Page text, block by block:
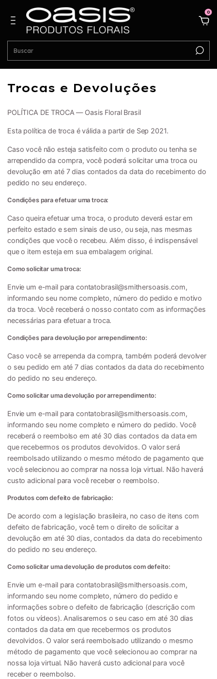
0
Trocas e Devoluções
POLÍTICA DE TROCA — Oasis Floral Brasil
Esta política de troca é válida a partir de Sep 2021.
Caso você não esteja satisfeito com o produto ou tenha se
arrependido da compra, você poderá solicitar uma troca ou
devolução em até 7 dias contados da data do recebimento do
pedido no seu endereço.
Condições para efetuar uma troca:
Caso queira efetuar uma troca, o produto deverá estar em
perfeito estado e sem sinais de uso, ou seja, nas mesmas
condições que você o recebeu. Além disso, é indispensável
que o item esteja em sua embalagem original.
Como solicitar uma troca:
Envie um e-mail para contatobrasil@smithersoasis.com,
informando seu nome completo, número do pedido e motivo
da troca. Você receberá o nosso contato com as informações
necessárias para efetuar a troca.
Condições para devolução por arrependimento:
Caso você se arrependa da compra, também poderá devolver
o seu pedido em até 7 dias contados da data do recebimento
do pedido no seu endereço.
Como solicitar uma devolução por arrependimento:
Envie um e-mail para contatobrasil@smithersoasis.com,
informando seu nome completo e número do pedido. Você
receberá o reembolso em até 30 dias contados da data em
que recebermos os produtos devolvidos. O valor será
reembolsado utilizando o mesmo método de pagamento que
você selecionou ao comprar na nossa loja virtual. Não haverá
custo adicional para você receber o reembolso.
Produtos com defeito de fabricação:
De acordo com a legislação brasileira, no caso de itens com
defeito de fabricação, você tem o direito de solicitar a
devolução em até 30 dias, contados da data do recebimento
do pedido no seu endereço.
Como solicitar uma devolução de produtos com defeito:
Envie um e-mail para contatobrasil@smithersoasis.com,
informando seu nome completo, número do pedido e
informações sobre o defeito de fabricação (descrição com
fotos ou vídeos). Analisaremos o seu caso em até 30 dias
contados da data em que recebermos os produtos
devolvidos. O valor será reembolsado utilizando o mesmo
método de pagamento que você selecionou ao comprar na
nossa loja virtual. Não haverá custo adicional para você
receber o reembolso.